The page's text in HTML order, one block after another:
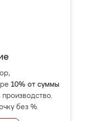
10% от суммы
производство.
без %.